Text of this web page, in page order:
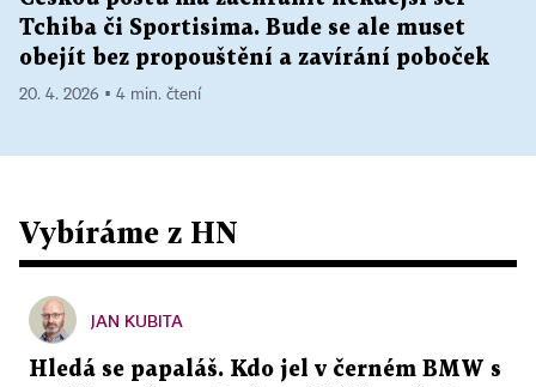
Tchiba či Sportisima. Bude se ale muset
obejít bez propouštění a zavírání poboček
20. 4. 2026 ▪ 4 min. čtení
Vybíráme z HN
JAN KUBITA
Hledá se papaláš. Kdo jel v černém BMW s